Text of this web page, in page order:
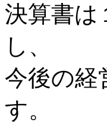
決算書は
し、
今後の経
す。